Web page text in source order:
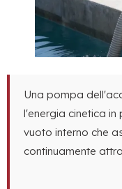
Una pompa
l'energia cinetica in
vuoto interno che
continuamente